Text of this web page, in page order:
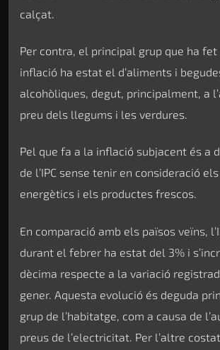
calçat.
Per contra, el principal grup que ha
inflació ha estat el d’aliments i
alcohòliques, degut, principalment, a
preu dels llegums i les verdures.
Pel que fa a la inflació subjacent és a
de l’IPC sense tenir en consideració
energètics i els productes frescos.
En comparació amb els països veïns,
durant el febrer ha estat del 3% i
dècima respecte a la variació
gener. Aquesta evolució és deguda
grup de l’habitatge, com a causa de
preus de l’electricitat. Per l’altre